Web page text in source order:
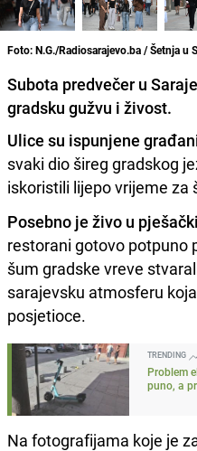
Foto: N.G./Radiosarajevo.ba / Šetnja u
Subota predvečer u
gradsku gužvu i živost.
Ulice su ispunjene
svaki dio šireg gradskog
iskoristili lijepo vrijeme za
Posebno je živo u
restorani gotovo potpuno
šum gradske vreve
sarajevsku atmosferu
posjetioce.
TRENDING
Problem
puno, a
Na fotografijama koje je